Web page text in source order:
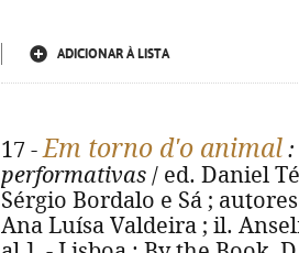
ADICIONAR À LISTA
17 -Em torno d'o animal :
performativas / ed. Daniel
Sérgio Bordalo e Sá ;
Ana Luísa Valdeira ; il.